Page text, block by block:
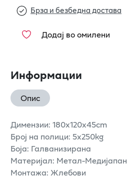
Брза и безбедна достава
Додај во омилени
Информации
Опис
Димензии: 180x120x45cm
Број на полици: 5x250kg
Боја: Галванизирана
Материјал: Метал-Медијапан
Монтажа: Жлебови